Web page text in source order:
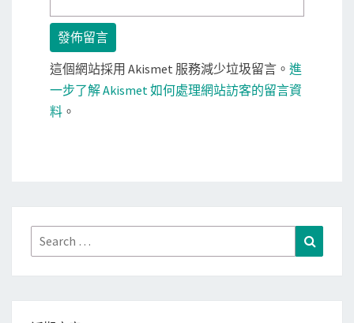
這個網站採用 Akismet 服務減少垃圾留言。 進
一步了解 Akismet 如何處理網站訪客的留言資
料 。
Search
for: